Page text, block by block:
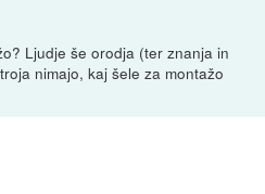
Ljudje še orodja (ter znanja in
nimajo, kaj šele za montažo